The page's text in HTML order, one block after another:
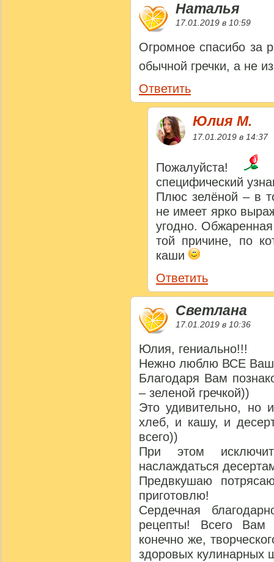
Наталья
17.01.2019 в 10:59
Огромное спасибо за
обычной гречки, а не
Ответить
Юлия M.
17.01.2019 в 14:37
Пожалуйста!
специфический
Плюс зелёной – в
не имеет ярко
угодно.
той причине, по
каши
Ответить
Светлана
17.01.2019 в 10:36
Юлия, гениально!!!
Нежно люблю ВСЕ
Благодаря Вам
– зеленой гречкой))
Это удивительно, но
хлеб, и кашу, и
всего))
При этом
наслаждаться
Предвкушаю
приготовлю!
Сердечная
рецепты! Всего Вам
конечно же,
здоровых кулинарных